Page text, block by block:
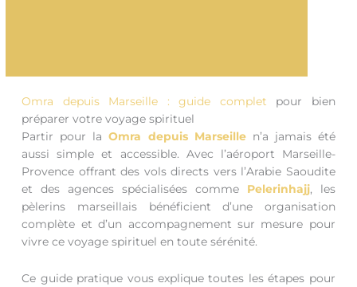
Omra depuis Marseille : guide complet pour bien
préparer votre voyage spirituel
Partir pour laOmra depuis Marseillen’a jamais été
aussi simple et accessible. Avec l’aéroport Marseille-
Provence offrant des vols directs vers l’Arabie Saoudite
et des agences spécialisées comme Pelerinhajj, les
pèlerins marseillais bénéficient d’une organisation
complète et d’un accompagnement sur mesure pour
vivre ce voyage spirituel en toute sérénité.
Ce guide pratique vous explique toutes les étapes pour